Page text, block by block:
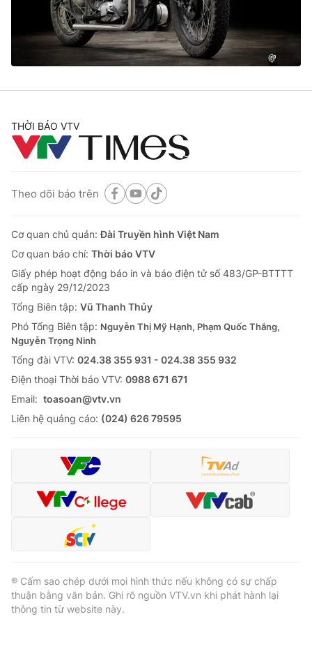
THỜI BÁO VTV
Theo dõi báo trên
Cơ quan chủ quản:Đài Truyền hình Việt Nam
Cơ quan báo chí: Thời báo VTV
Giấy phép hoạt động báo in và báo điện tử số 483/GP-BTTTT
cấp ngày 29/12/2023
Tổng Biên tập: Vũ Thanh Thủy
Phó Tổng Biên tập: Nguyễn Thị Mỹ Hạnh, Phạm Quốc Thắng,
Nguyễn Trọng Ninh
Tổng đài VTV: 024.38 355 931 - 024.38 355 932
Ðiện thoại Thời báo VTV: 0988 671 671
Email: toasoan@vtv.vn
Liên hệ quảng cáo: (024) 626 79595
® Cấm sao chép dưới mọi hình thức nếu không có sự chấp
thuận bằng văn bản. Ghi rõ nguồn VTV.vn khi phát hành lại
thông tin từ website này.